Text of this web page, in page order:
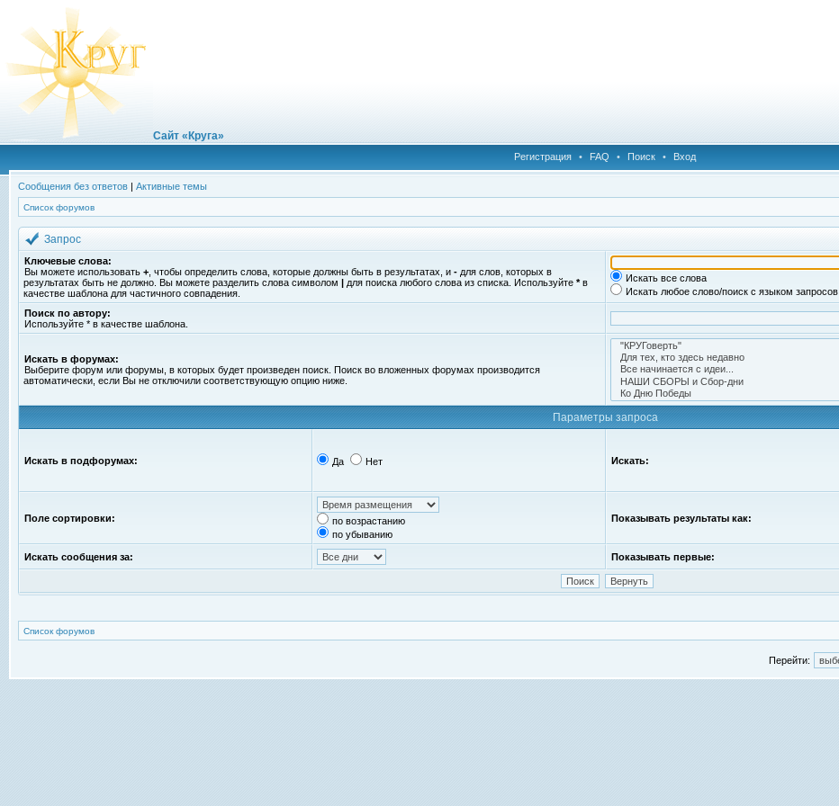
Сайт «Круга»
Регистрация • FAQ • Поиск • Вход
Сообщения без ответов | Активные темы
Список форумов
Запрос
Ключевые слова:
Вы можете использовать + , чтобы определить слова, которые должны быть в результатах, и - для слов, которых в
результатах быть не должно. Вы можете разделить слова символом | для поиска любого слова из списка. Используйте *в
качестве шаблона для частичного совпадения.
Искать все слова
Искать любое слово/поиск с языком запросов
Поиск по автору:
Используйте * в качестве шаблона.
Искать в форумах:
Выберите форум или форумы, в которых будет произведен поиск. Поиск во вложенных форумах производится
автоматически, если Вы не отключили соответствующую опцию ниже.
Параметры запроса
Искать в подфорумах: Да Нет Искать:
Поле сортировки:
по возрастанию
по убыванию
Показывать результаты как:
Искать сообщения за: Показывать первые:
Список форумов
Перейти: